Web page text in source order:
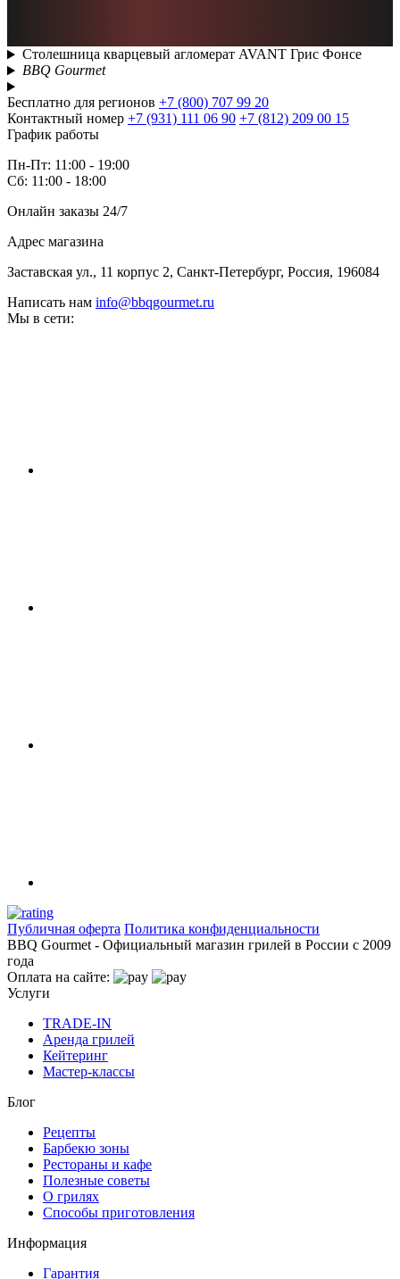
Столешница кварцевый агломерат AVANT Грис Фонсе
BBQ Gourmet
Бесплатно для регионов +7 (800) 707 99 20
Контактный номер +7 (931) 111 06 90 +7 (812) 209 00 15
График работы
Пн-Пт: 11:00 - 19:00
Сб: 11:00 - 18:00
Онлайн заказы 24/7
Адрес магазина
Заставская ул., 11 корпус 2, Санкт-Петербург, Россия, 196084
Написать нам info@bbqgourmet.ru
Мы в сети:
Публичная оферта Политика конфиденциальности
BBQ Gourmet - Официальный магазин грилей в России с 2009
года
Оплата на сайте:
Услуги
TRADE-IN
Аренда грилей
Кейтеринг
Мастер-классы
Блог
Рецепты
Барбекю зоны
Рестораны и кафе
Полезные советы
О грилях
Способы приготовления
Информация
Гарантия